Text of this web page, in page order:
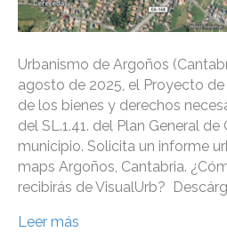
Urbanismo de Argoños
agosto de 2025, el Proyecto
de los bienes y derechos
del SL.1.41. del Plan General
municipio. Solicita un informe
maps Argoños, Cantabria.
recibirás de VisualUrb?
Leer más